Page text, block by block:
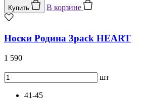
Купить В корзине
Носки Родина 3pack HEART
1 590
шт
41-45